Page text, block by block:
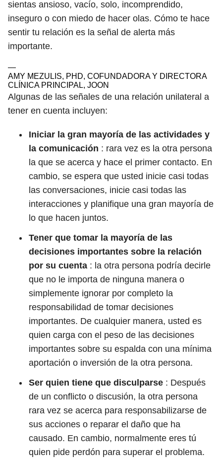
sientas ansioso, vacío, solo, incomprendido,
inseguro o con miedo de hacer olas. Cómo te hace
sentir tu relación es la señal de alerta más
importante.
—
AMY MEZULIS, PHD, COFUNDADORA Y DIRECTORA
CLÍNICA PRINCIPAL, JOON
Algunas de las señales de una relación unilateral a
tener en cuenta incluyen:
Iniciar la gran mayoría de las actividades y
la comunicación : rara vez es la otra persona
la que se acerca y hace el primer contacto. En
cambio, se espera que usted inicie casi todas
las conversaciones, inicie casi todas las
interacciones y planifique una gran mayoría de
lo que hacen juntos.
Tener que tomar la mayoría de las
decisiones importantes sobre la relación
por su cuenta : la otra persona podría decirle
que no le importa de ninguna manera o
simplemente ignorar por completo la
responsabilidad de tomar decisiones
importantes. De cualquier manera, usted es
quien carga con el peso de las decisiones
importantes sobre su espalda con una mínima
aportación o inversión de la otra persona.
Ser quien tiene que disculparse : Después
de un conflicto o discusión, la otra persona
rara vez se acerca para responsabilizarse de
sus acciones o reparar el daño que ha
causado. En cambio, normalmente eres tú
quien pide perdón para superar el problema.